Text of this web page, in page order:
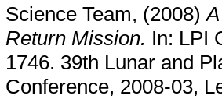
Science Team, (2008)
Return Mission. In: LPI
1746. 39th Lunar and
Conference, 2008-03,